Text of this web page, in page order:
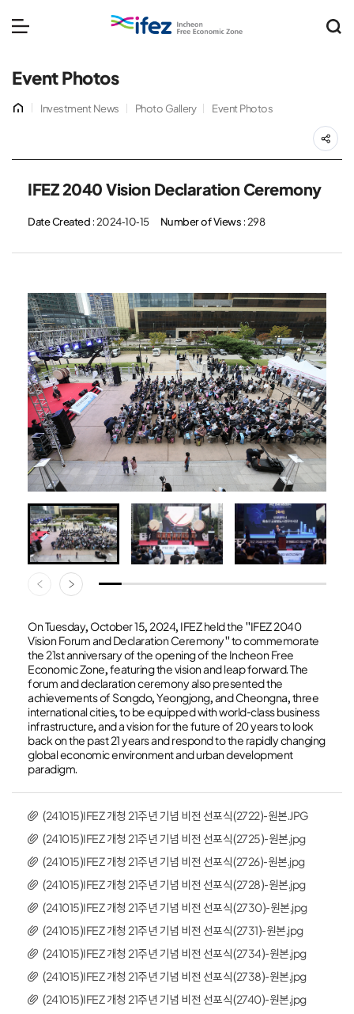
IFEZ 인천경제자유구역
Event Photos
Investment News Photo Gallery Event Photos
공
IFEZ 2040 Vision Declaration Ceremony
Date Created : 2024-10-15 Number of Views : 298
On Tuesday, October 15, 2024, IFEZ held the "IFEZ 2040
Vision Forum and Declaration Ceremony" to commemorate
the 21st anniversary of the opening of the Incheon Free
Economic Zone, featuring the vision and leap forward. The
forum and declaration ceremony also presented the
achievements of Songdo, Yeongjong, and Cheongna, three
international cities, to be equipped with world-class business
infrastructure, and a vision for the future of 20 years to look
back on the past 21 years and respond to the rapidly changing
global economic environment and urban development
paradigm.
(241015)IFEZ 개청 21주년 기념 비전 선포식(2722)-원본.JPG
(241015)IFEZ 개청 21주년 기념 비전 선포식(2725)-원본.jpg
(241015)IFEZ 개청 21주년 기념 비전 선포식(2726)-원본.jpg
(241015)IFEZ 개청 21주년 기념 비전 선포식(2728)-원본.jpg
(241015)IFEZ 개청 21주년 기념 비전 선포식(2730)-원본.jpg
(241015)IFEZ 개청 21주년 기념 비전 선포식(2731)-원본.jpg
(241015)IFEZ 개청 21주년 기념 비전 선포식(2734)-원본.jpg
(241015)IFEZ 개청 21주년 기념 비전 선포식(2738)-원본.jpg
(241015)IFEZ 개청 21주년 기념 비전 선포식(2740)-원본.jpg